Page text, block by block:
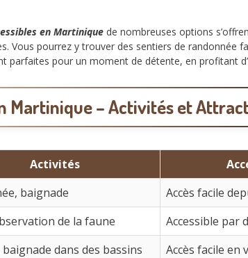
en Martinique de nombreuses options
Vous pourrez y trouver des sentiers de randonnée
parfaites pour un moment de détente, en profitant
Martinique – Activités et
Activités
baignade
Accès facile
de la faune
Accessible par
dans des bassins Accès facile en